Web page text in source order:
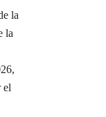
la
la
el